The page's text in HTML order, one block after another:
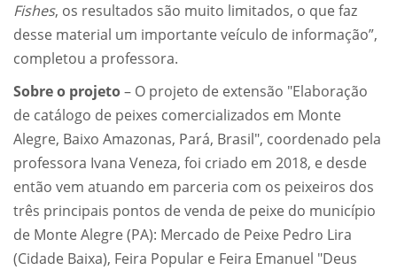
Fishes, os resultados são muito limitados, o que faz
desse material um importante veículo de informação”,
completou a professora.
Sobre o projeto– O projeto de extensão "Elaboração
de catálogo de peixes comercializados em Monte
Alegre, Baixo Amazonas, Pará, Brasil", coordenado pela
professora Ivana Veneza, foi criado em 2018, e desde
então vem atuando em parceria com os peixeiros dos
três principais pontos de venda de peixe do município
de Monte Alegre (PA): Mercado de Peixe Pedro Lira
(Cidade Baixa), Feira Popular e Feira Emanuel "Deus